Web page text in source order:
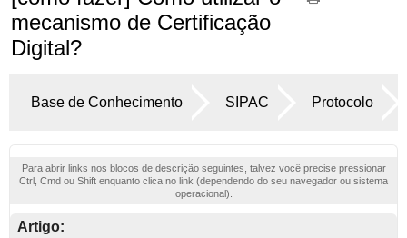
mecanismo de Certificação
Digital?
Base de Conhecimento SIPAC Protocolo
Para abrir links nos blocos de descrição seguintes, talvez você precise pressionar
Ctrl, Cmd ou Shift enquanto clica no link (dependendo do seu navegador ou sistema
operacional).
Artigo: